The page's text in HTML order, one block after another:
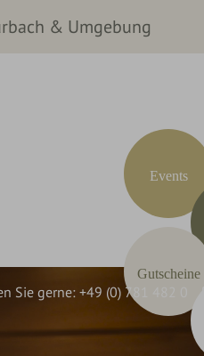
& Umgebung
Sie gerne: +49 (0) 781 482 0
Events
Gutscheine